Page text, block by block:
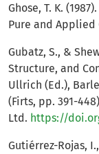
Ghose, T. K.
Pure and Applied
Gubatz, S., &
Structure, and
Ullrich (Ed.),
(Firts, pp. 391-
Ltd. https://
Gutiérrez-Rojas,